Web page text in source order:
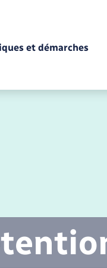
et démarches
Citoyenneté
Mariage –